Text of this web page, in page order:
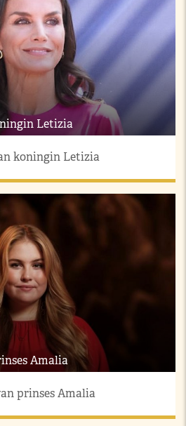
Letizia
koningin Letizia
Amalia
prinses Amalia